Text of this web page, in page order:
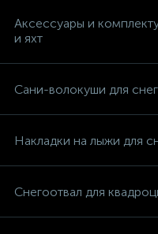
Аксессуары и
и яхт
Сани-волокуши для
Накладки на лыжи для
Снегоотвал для